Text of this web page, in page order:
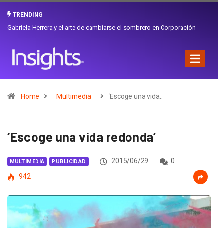
TRENDING
Gabriela Herrera y el arte de cambiarse el sombrero en Corporación
Home Multimedia ‘Escoge una vida…
‘Escoge una vida redonda’
MULTIMEDIA PUBLICIDAD 2015/06/29
0
942